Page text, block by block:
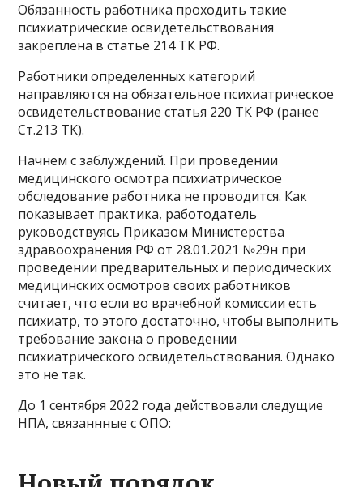
Обязанность работника проходить такие
психиатрические освидетельствования
закреплена в статье 214 ТК РФ.
Работники определенных категорий
направляются на обязательное психиатрическое
освидетельствование статья 220 ТК РФ (ранее
Ст.213 ТК).
Начнем с заблуждений. При проведении
медицинского осмотра психиатрическое
обследование работника не проводится. Как
показывает практика, работодатель
руководствуясь Приказом Министерства
здравоохранения РФ от 28.01.2021 №29н при
проведении предварительных и периодических
медицинских осмотров своих работников
считает, что если во врачебной комиссии есть
психиатр, то этого достаточно, чтобы выполнить
требование закона о проведении
психиатрического освидетельствования. Однако
это не так.
До 1 сентября 2022 года действовали следущие
НПА, связаннные с ОПО: